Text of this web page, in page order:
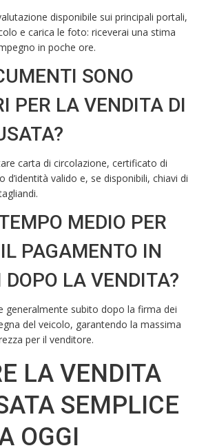
disponibile sui principali portali,
e carica le foto: riceverai una stima
in poche ore.
SONO
PER LA VENDITA DI
carta di circolazione, certificato di
valido e, se disponibili, chiavi di
MEDIO PER
PAGAMENTO IN
LA VENDITA?
generalmente subito dopo la firma dei
del veicolo, garantendo la massima
per il venditore.
LA VENDITA
SEMPLICE
OGGI